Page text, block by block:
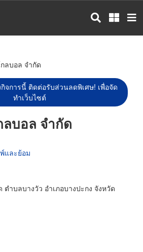
ลบอล จำกัด
จการนี้ ติดต่อรับส่วนลดพิเศษ! เพื่อจัด
ทำเว็บไซต์
บอล จำกัด
และย้อม
ำบลบางวัว อำเภอบางปะกง จังหวัด